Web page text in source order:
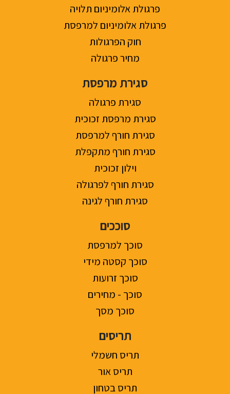
פרגולת אלומיניום תלויה
פרגולת אלומיניום למרפסת
חוק הפרגולות
מחיר פרגולה
סגירת מרפסת
סגירת פרגולה
סגירת מרפסת זכוכית
סגירת חורף למרפסת
סגירת חורף מתקפלת
וילון זכוכית
סגירת חורף לפרגולה
סגירת חורף לגינה
סוככים
סוכך למרפסת
סוכך קסטה מידי
סוכך זרועות
סוכך - מחירים
סוכך מסך
תריסים
תריס חשמלי
תריס אור
תריס בטחון